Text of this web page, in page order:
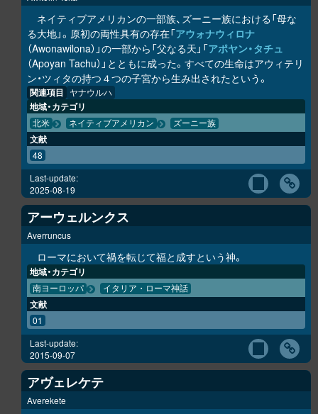
ネイティブアメリカンの一部族、ズーニー族における「母な
る大地」。原初の両性具有の存在「アウォナウィロナ
（Awonawilona）」の一部から「父なる天」「アポヤン・タチュ
（Apoyan Tachu）」とともに成った。すべての生命はアウィテリ
ン・ツィタの持つ４つの子宮から生み出されたという。
関連項目 ヤナウルハ
地域・カテゴリ
北米 ネイティブアメリカン ズーニー族
文献
48
Last-update:
2025-08-19
アーウェルンクス
Averruncus
ローマにおいて禍を転じて福と成すという神。
地域・カテゴリ
南ヨーロッパ イタリア・ローマ神話
文献
01
Last-update:
2015-09-07
アヴェレケテ
Averekete